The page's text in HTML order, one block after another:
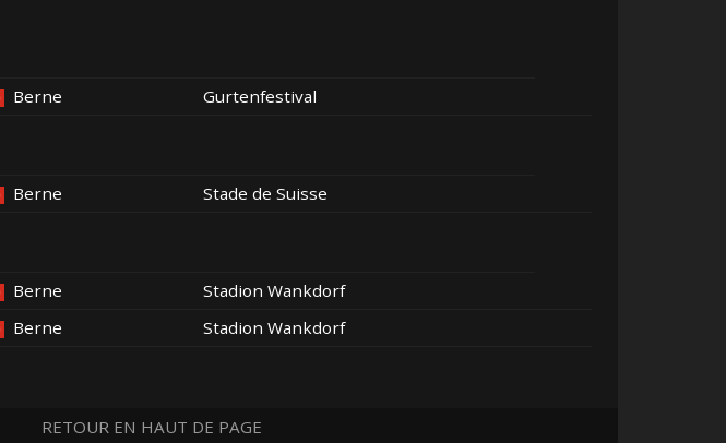
Berne Gurtenfestival
Berne Stade de Suisse
Berne
Stadion Wankdorf
Berne Stadion Wankdorf
RETOUR EN HAUT DE PAGE